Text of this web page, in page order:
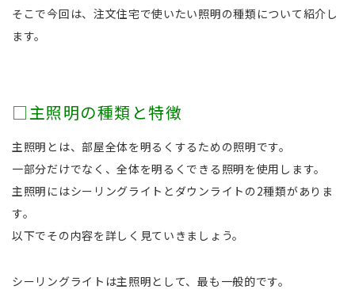
そこで今回は、注文住宅で使いたい照明の種類について紹介し
ます。
□主照明の種類と特徴
主照明とは、部屋全体を明るくするための照明です。
一部分だけでなく、全体を明るくできる照明を使用します。
主照明にはシーリングライトとダウンライトの2種類がありま
す。
以下でその内容を詳しく見ていきましょう。
シーリングライトは主照明として、最も一般的です。